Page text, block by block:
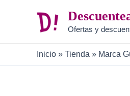
Ofertas y
Inicio » Tienda » Marca